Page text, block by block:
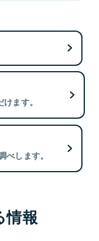
ます。
します。
情報